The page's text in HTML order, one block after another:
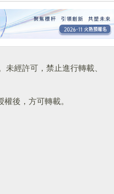
經許可，禁止進行轉載、
權後，方可轉載。